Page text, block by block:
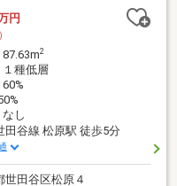
円
87.63m2
１種低層
60%
なし
田谷線 松原駅 徒歩5分
世田谷区松原４